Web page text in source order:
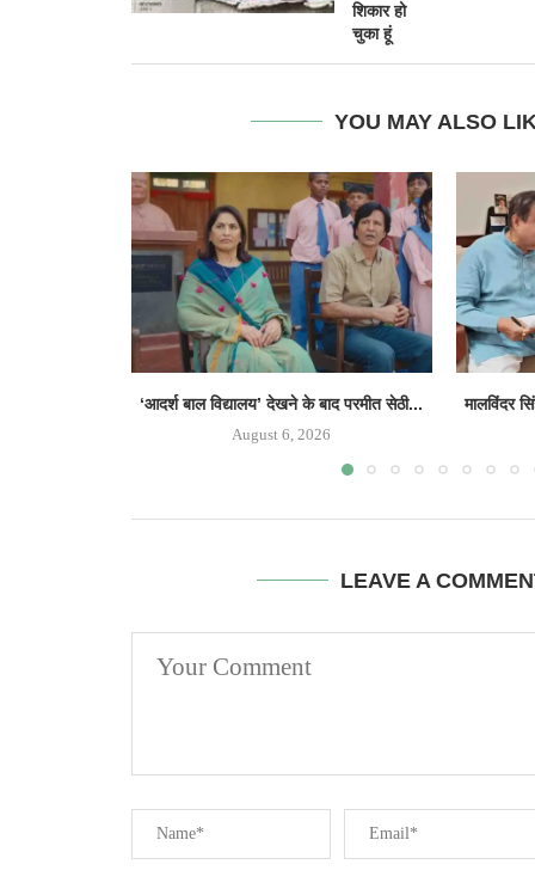
शिकार हो
चुका हूं
YOU MAY ALSO
‘आदर्श बाल विद्यालय’ देखने के बाद परमीत सेठी...
August 6, 2026
मालविंदर
LEAVE A